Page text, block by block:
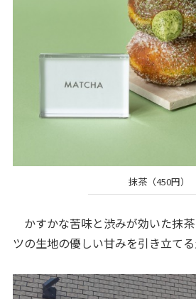
抹茶（450円）
かすかな苦味と渋みが効いた抹
ツの生地の優しい甘みを引き立てる